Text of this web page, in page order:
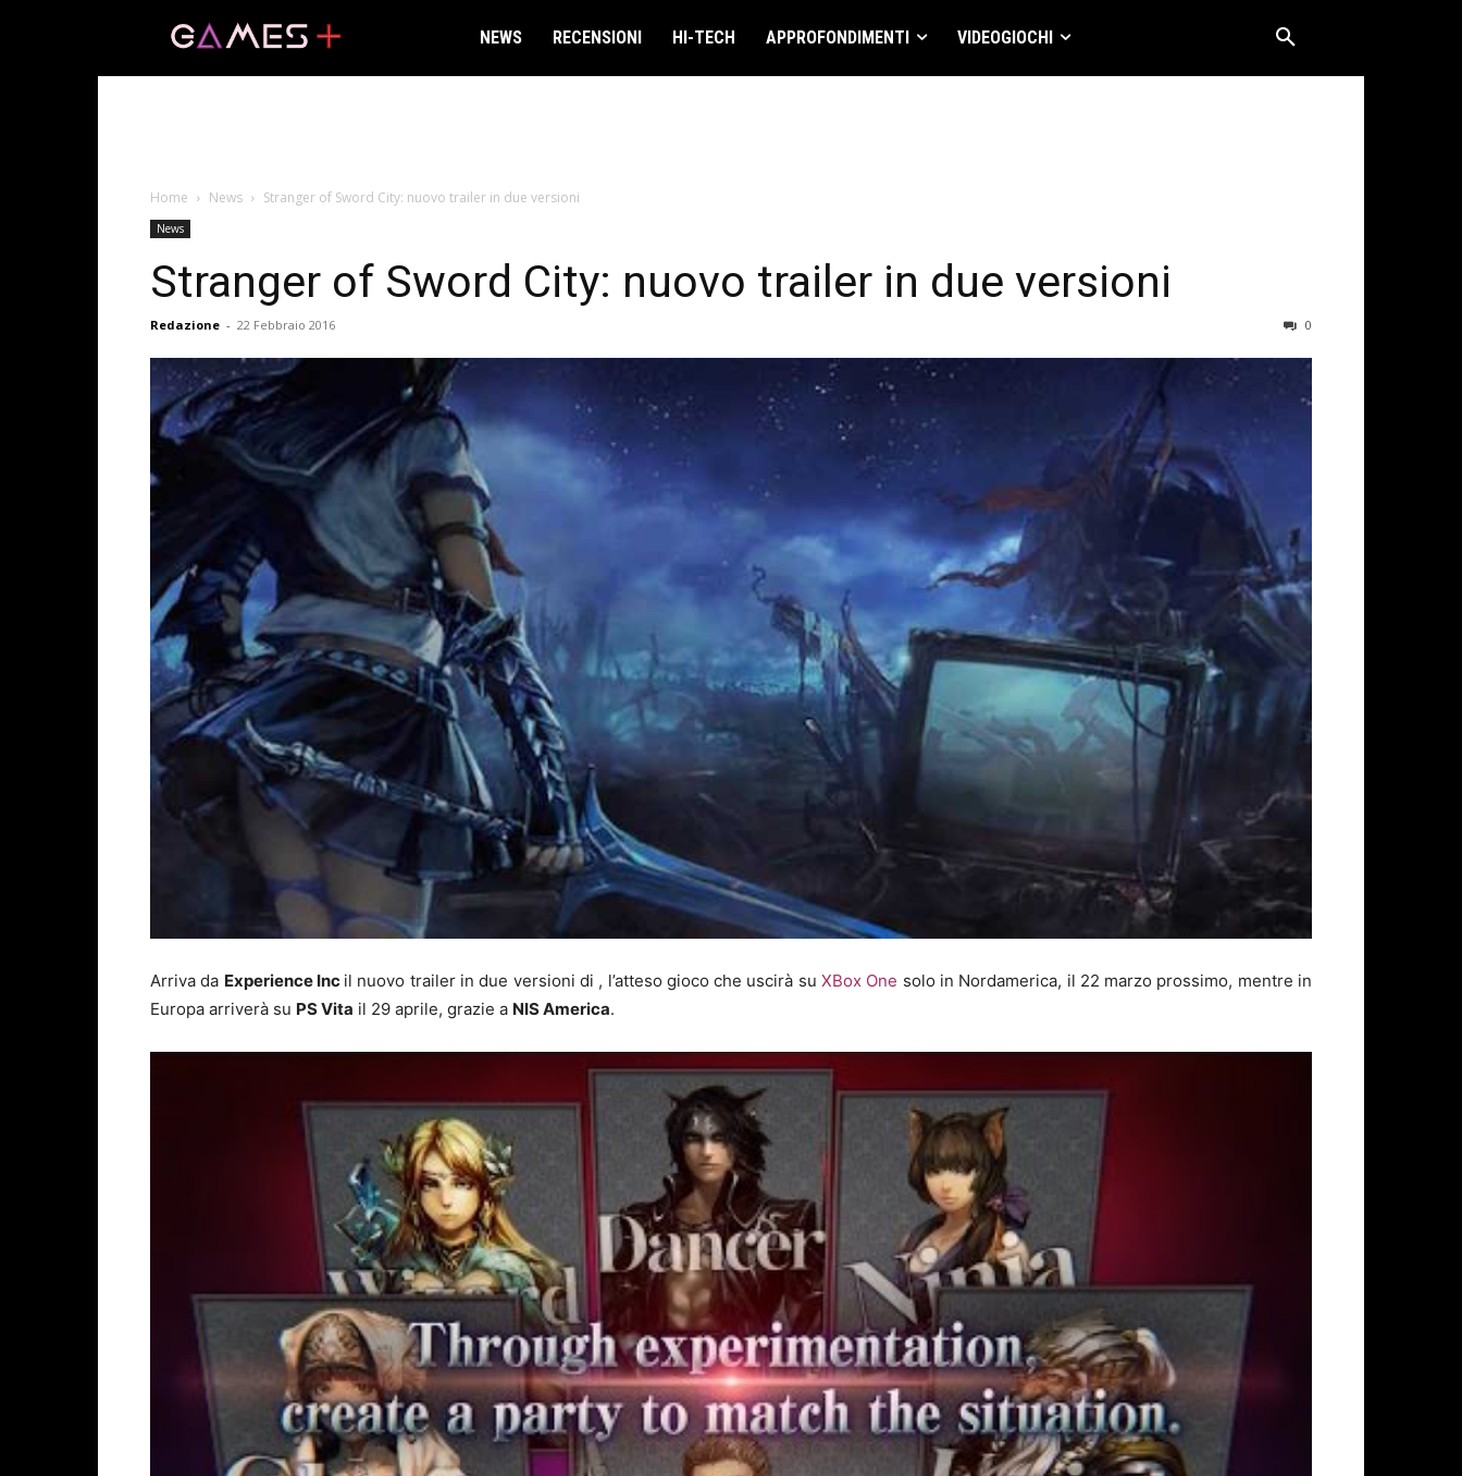
NEWS RECENSIONI HI-TECH APPROFONDIMENTI VIDEOGIOCHI
Home News Stranger of Sword City: nuovo trailer in due versioni
News
Stranger of Sword City: nuovo trailer in due versioni
Redazione - 22 Febbraio 2016 0
Arriva da Experience Inc il nuovo trailer in due versioni di , l’atteso gioco che uscirà suXBox One solo in Nordamerica, il 22 marzo prossimo, mentre in
Europa arriverà su PS Vita il 29 aprile, grazie a NIS America.